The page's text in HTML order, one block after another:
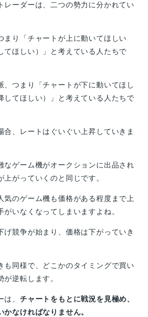
レーダーは、二つの勢力に分かれてい
まり「チャートが上に動いてほしい
てほしい）」と考えている人たちで
、つまり「チャートが下に動いてほし
してほしい）」と考えている人たちで
合、レートはぐいぐい上昇していきま
なゲーム機がオークションに出品され
上がっていくのと同じです。
気のゲーム機も価格がある程度まで上
がいなくなってしまいますよね。
げ競争が始まり、価格は下がっていき
も同様で、どこかのタイミングで買い
逆転します。
、 チャートをもとに戦況を見極め、
かなければなりません。